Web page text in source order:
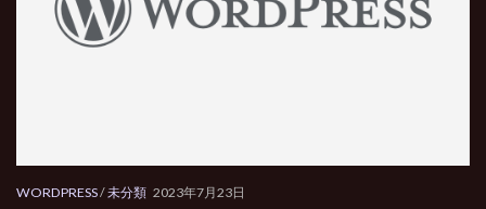
WORDPRESS/未分類 2023年7月23日